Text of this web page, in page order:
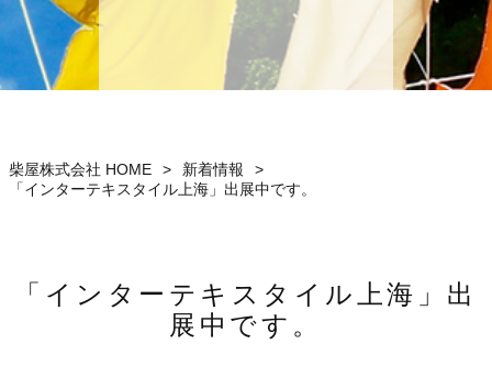
柴屋株式会社 HOME > 新着情報
>
「インターテキスタイル上海」出展中です。
「インターテキスタイル上海」出
展中です。